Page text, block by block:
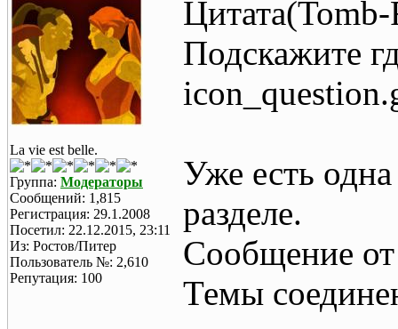
La vie est belle.
Группа: Модераторы
Сообщений: 1,815
Регистрация: 29.1.2008
Посетил: 22.12.2015, 23:11
Из: Ростов/Питер
Пользователь №: 2,610
Репутация: 100
Подскажите
Уже есть
разделе.
Сообщение
Темы